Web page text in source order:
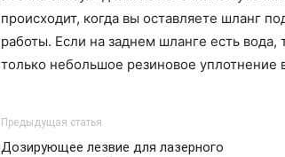
происходит, когда вы оставляете шланг
работы. Если на заднем шланге есть
только небольшое резиновое уплотнение
Предыдущая статья
Дозирующее лезвие для лазерного